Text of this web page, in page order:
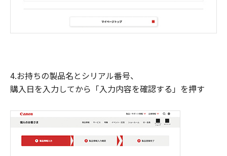
4.お持ちの製品名とシリアル番号、
購入日を入力してから「入力内容を確認する」を押す